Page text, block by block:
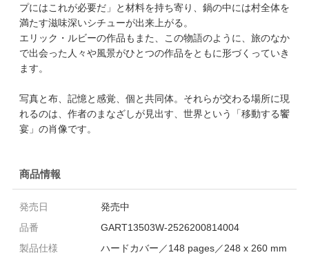
プにはこれが必要だ」と材料を持ち寄り、鍋の中には村全体を
満たす滋味深いシチューが出来上がる。
エリック・ルビーの作品もまた、この物語のように、旅のなか
で出会った人々や風景がひとつの作品をともに形づくっていき
ます。
写真と布、記憶と感覚、個と共同体。それらが交わる場所に現
れるのは、作者のまなざしが見出す、世界という「移動する饗
宴」の肖像です。
商品情報
発売日
発売中
品番
GART13503W-2526200814004
製品仕様
ハードカバー／148 pages／248 x 260 mm